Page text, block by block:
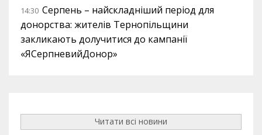
14:30 Серпень – найскладніший період для
донорства: жителів Тернопільщини
закликають долучитися до кампанії
«ЯСерпневийДонор»
Читати всі новини